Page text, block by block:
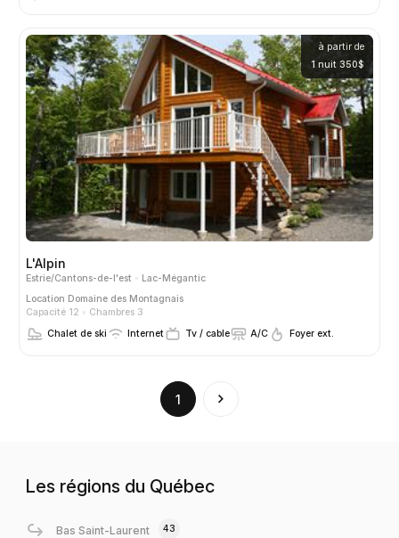
à partir de
1 nuit 350$
L'Alpin
Estrie/Cantons-de-l'est
Lac-Mégantic
Location Domaine des Montagnais
Capacité 12
Chambres 3
Chalet de ski
Internet Tv / cable A/C Foyer ext.
1
(current)
Les régions du Québec
Bas Saint-Laurent 43